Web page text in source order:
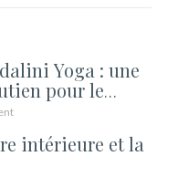
Yoga : une
pour le
intérieure et la